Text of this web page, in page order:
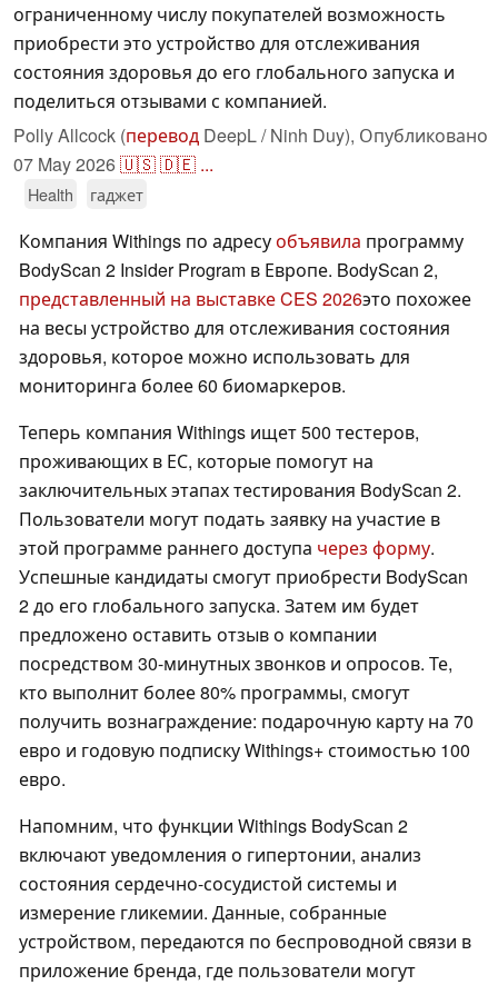
ограниченному числу покупателей возможность
приобрести это устройство для отслеживания
состояния здоровья до его глобального запуска и
поделиться отзывами с компанией.
Polly Allcock (перевод DeepL / Ninh Duy), Опубликовано
07 May 2026🇺🇸🇩🇪 ...
Health гаджет
Компания Withings по адресуобъявила программу
BodyScan 2 Insider Program в Европе. BodyScan 2,
представленный на выставке CES 2026это похожее
на весы устройство для отслеживания состояния
здоровья, которое можно использовать для
мониторинга более 60 биомаркеров.
Теперь компания Withings ищет 500 тестеров,
проживающих в ЕС, которые помогут на
заключительных этапах тестирования BodyScan 2.
Пользователи могут подать заявку на участие в
этой программе раннего доступа через форму.
Успешные кандидаты смогут приобрести BodyScan
2 до его глобального запуска. Затем им будет
предложено оставить отзыв о компании
посредством 30-минутных звонков и опросов. Те,
кто выполнит более 80% программы, смогут
получить вознаграждение: подарочную карту на 70
евро и годовую подписку Withings+ стоимостью 100
евро.
Напомним, что функции Withings BodyScan 2
включают уведомления о гипертонии, анализ
состояния сердечно-сосудистой системы и
измерение гликемии. Данные, собранные
устройством, передаются по беспроводной связи в
приложение бренда, где пользователи могут